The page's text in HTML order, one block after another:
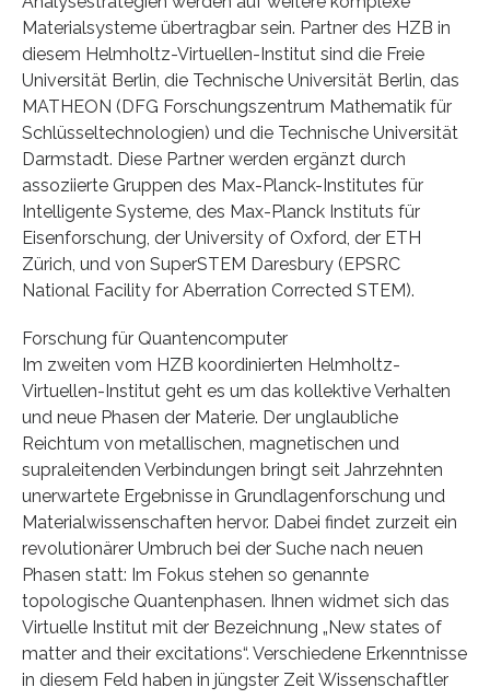
Materialsysteme übertragbar sein. Partner des HZB in
diesem Helmholtz-Virtuellen-Institut sind die Freie
Universität Berlin, die Technische Universität Berlin, das
MATHEON (DFG Forschungszentrum Mathematik für
Schlüsseltechnologien) und die Technische Universität
Darmstadt. Diese Partner werden ergänzt durch
assoziierte Gruppen des Max-Planck-Institutes für
Intelligente Systeme, des Max-Planck Instituts für
Eisenforschung, der University of Oxford, der ETH
Zürich, und von SuperSTEM Daresbury (EPSRC
National Facility for Aberration Corrected STEM).
Forschung für Quantencomputer
Im zweiten vom HZB koordinierten Helmholtz-
Virtuellen-Institut geht es um das kollektive Verhalten
und neue Phasen der Materie. Der unglaubliche
Reichtum von metallischen, magnetischen und
supraleitenden Verbindungen bringt seit Jahrzehnten
unerwartete Ergebnisse in Grundlagenforschung und
Materialwissenschaften hervor. Dabei findet zurzeit ein
revolutionärer Umbruch bei der Suche nach neuen
Phasen statt: Im Fokus stehen so genannte
topologische Quantenphasen. Ihnen widmet sich das
Virtuelle Institut mit der Bezeichnung „New states of
matter and their excitations“. Verschiedene Erkenntnisse
in diesem Feld haben in jüngster Zeit Wissenschaftler